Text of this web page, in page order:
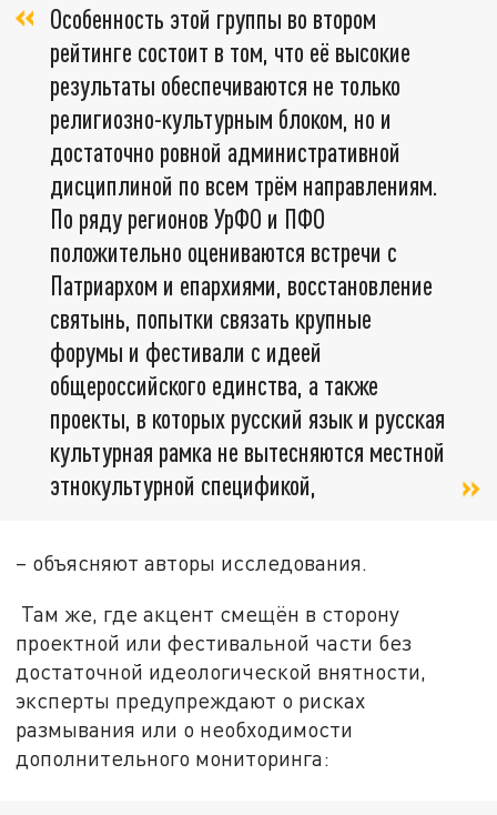
Особенность этой группы во втором
рейтинге состоит в том, что её высокие
результаты обеспечиваются не только
религиозно-культурным блоком, но и
достаточно ровной административной
дисциплиной по всем трём направлениям.
По ряду регионов УрФО и ПФО
положительно оцениваются встречи с
Патриархом и епархиями, восстановление
святынь, попытки связать крупные
форумы и фестивали с идеей
общероссийского единства, а также
проекты, в которых русский язык и русская
культурная рамка не вытесняются местной
этнокультурной спецификой,
– объясняют авторы исследования.
Там же, где акцент смещён в сторону
проектной или фестивальной части без
достаточной идеологической внятности,
эксперты предупреждают о рисках
размывания или о необходимости
дополнительного мониторинга: